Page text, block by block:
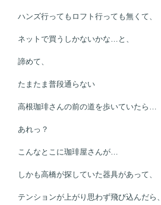
ハンズ行ってもロフト行っても無くて、
ネットで買うしかないかな…と、
諦めて、
たまたま普段通らない
高根珈琲さんの前の道を歩いていたら…
あれっ？
こんなとこに珈琲屋さんが…
しかも高橋が探していた器具があって、
テンションが上がり思わず飛び込んだら、